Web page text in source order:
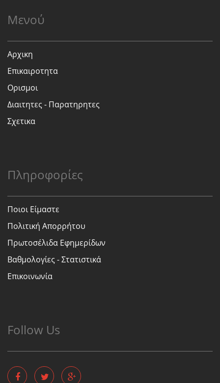
Μενού
Αρχικη
Επικαιροτητα
Ορισμοι
Διαιτητες - Παρατηρητες
Σχετικα
Πληροφορίες
Ποιοι Είμαστε
Πολιτική Απορρήτου
Πρωτοσέλιδα Εφημερίδων
Βαθμολογίες - Στατιστικά
Επικοινωνία
Follow Us